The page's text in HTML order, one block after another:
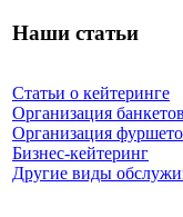
Наши статьи
Статьи о кейтеринге
Организация банкетов
Организация
Бизнес-кейтеринг
Другие виды